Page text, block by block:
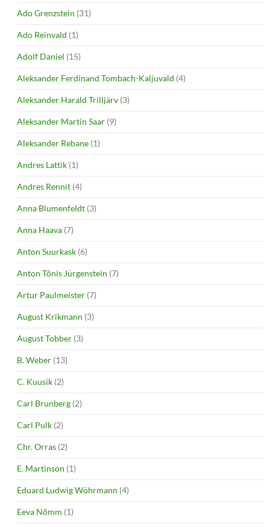
Ado Grenzstein (31)
Ado Reinvald (1)
Adolf Daniel (15)
Aleksander Ferdinand Tombach-Kaljuvald (4)
Aleksander Harald Trilljärv (3)
Aleksander Martin Saar (9)
Aleksander Rebane (1)
Andres Lattik (1)
Andres Rennit (4)
Anna Blumenfeldt (3)
Anna Haava (7)
Anton Suurkask (6)
Anton Tõnis Jürgenstein (7)
Artur Paulmeister (7)
August Krikmann (3)
August Tobber (3)
B. Weber (13)
C. Kuusik (2)
Carl Brunberg (2)
Carl Pulk (2)
Chr. Orras (2)
E. Martinson (1)
Eduard Ludwig Wöhrmann (4)
Eeva Nõmm (1)